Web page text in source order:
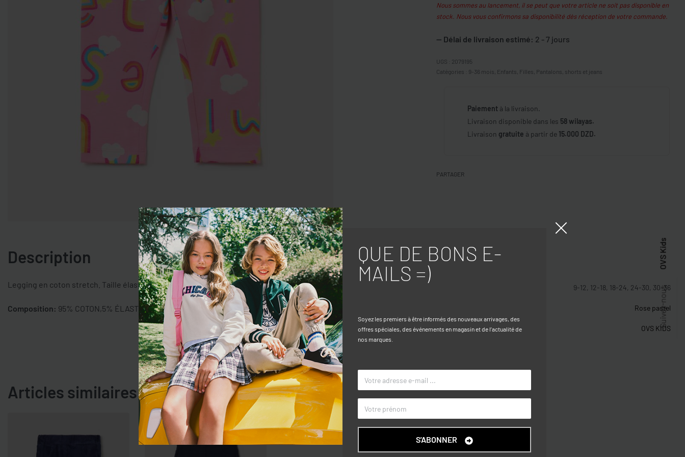
Nous sommes au lancement, il se peut que votre article ne soit pas disponible en
stock. Nous vous confirmons sa disponibilité dès réception de votre commande.
— Délai de livraison estimé: 2 - 7 jours
2079195
Catégories : 9-36 mois Enfants Filles Pantalons, shorts et jeans
Paiement à la livraison.
Livraison disponible dans les 58 wilayas.
Livraison gratuite à partir de 15.000 DZD.
PARTAGER
Description
Legging en coton stretch. Taille élastiquée. Imprimé nuages ​​all-over et lettres multicolores.
Composition: 95% COTON,5% ÉLASTHANNE
Caractéristiques
9-12, 12-18, 18-24, 24-30, 30-36
Rose pastel
MARQUE OVS KIDS
Articles similaires
Suivez-nous
OVS Kids
QUE DE BONS E-
MAILS =)
Soyez les premiers à être informés des nouveaux arrivages, des
offres spéciales, des événements en magasin et de l’actualité de
nos marques.
S'ABONNER